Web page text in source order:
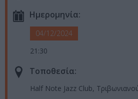
Ημερομηνία:
04/12/2024
21:30
Τοποθεσία:
Half Note Jazz Club,